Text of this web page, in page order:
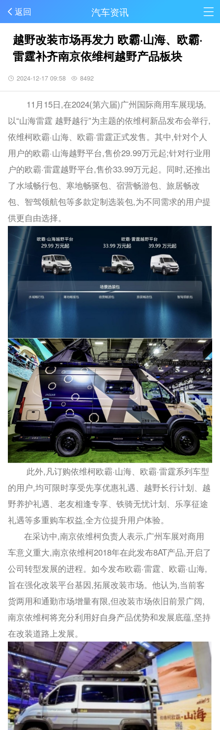
返回 汽车资讯
越野改装市场再发力 欧霸·山海、欧霸·
雷霆补齐南京依维柯越野产品板块
2024-12-17 09:58 8492
11月15日,在2024(第六届)广州国际商用车展现场,
以“山海雷霆 越野越行”为主题的依维柯新品发布会举行,
依维柯欧霸·山海、欧霸·雷霆正式发售。其中,针对个人
用户的欧霸·山海越野平台,售价29.99万元起;针对行业用
户的欧霸·雷霆越野平台,售价33.99万元起。同时,还推出
了水域畅行包、寒地畅驱包、宿营畅游包、旅居畅改
包、智驾领航包等多款定制选装包,为不同需求的用户提
供更自由选择。
此外,凡订购依维柯欧霸·山海、欧霸·雷霆系列车型
的用户,均可限时享受先享优惠礼遇、越野长行计划、越
野养护礼遇、老友相逢专享、铁骑无忧计划、乐享征途
礼遇等多重购车权益,全方位提升用户体验。
在采访中,南京依维柯负责人表示,广州车展对商用
车意义重大,南京依维柯2018年在此发布8AT产品,开启了
公司转型发展的进程。如今发布欧霸·雷霆、欧霸·山海,
旨在强化改装平台基因,拓展改装市场。他认为,当前客
货两用和通勤市场增量有限,但改装市场依旧前景广阔,
南京依维柯将充分利用好自身产品优势和发展底蕴,坚持
在改装道路上发展。